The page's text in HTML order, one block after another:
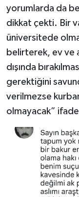
yorumlarda da
dikkat çekti. Bir
üniversitede
belirterek, ev ve
dışında
gerektiğini
verilmezse
olmayacak”